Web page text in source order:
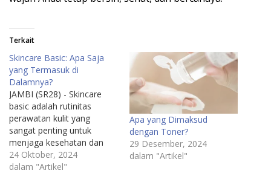
Terkait
Skincare Basic: Apa Saja
yang Termasuk di
Dalamnya?
JAMBI (SR28) - Skincare
basic adalah rutinitas
perawatan kulit yang
sangat penting untuk
menjaga kesehatan dan
penampilan kulit kita.
Dalam dunia yang semakin
24 Oktober, 2024
dalam "Artikel"
Apa yang Dimaksud
dengan Toner?
29 Desember, 2024
dalam "Artikel"